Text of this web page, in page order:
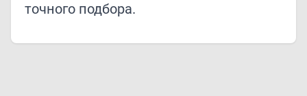
точного подбора.